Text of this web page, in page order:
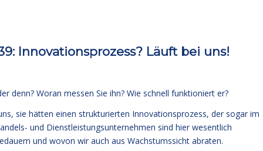
Innovationsprozess? Läuft bei uns!
denn? Woran messen Sie ihn? Wie schnell funktioniert er?
sie hätten einen strukturierten Innovationsprozess, der sogar im
und Dienstleistungsunternehmen sind hier wesentlich
und wovon wir auch aus Wachstumssicht abraten.